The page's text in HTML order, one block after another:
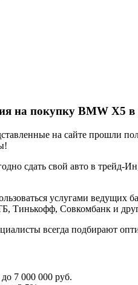
на покупку BMW X5 в
на сайте прошли
сдать свой авто в трейд-Ин,
услугами ведущих
Тинькофф, Совкомбанк и
всегда подбирают
7 000 000 руб.